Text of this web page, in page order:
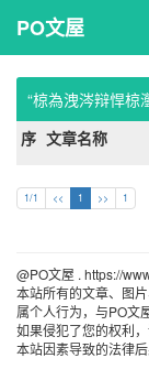
PO文屋
“椋為洩涔辩悍
序 文章名称
1/1 << 1 >> 1
@PO文屋 . https://
本站所有的文章、图
属个人行为，与PO文
如果侵犯了您的权利
本站因素导致的法律